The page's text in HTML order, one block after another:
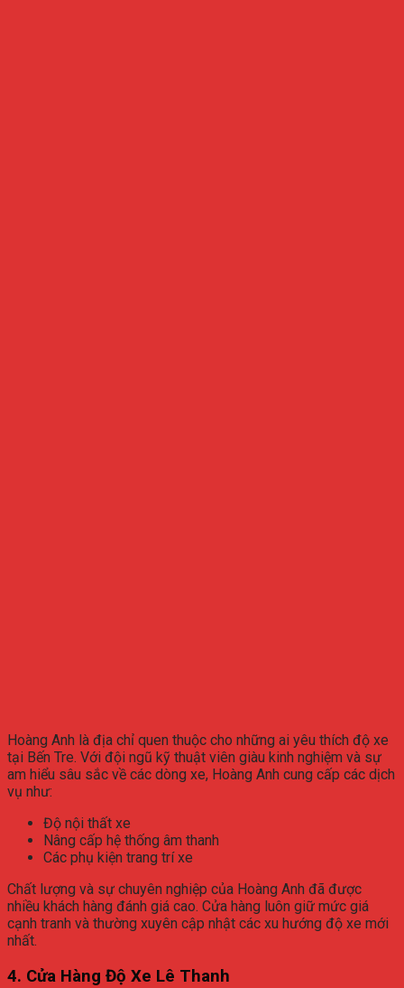
Hoàng Anh là địa chỉ quen thuộc cho những ai yêu thích độ xe
tại Bến Tre. Với đội ngũ kỹ thuật viên giàu kinh nghiệm và sự
am hiểu sâu sắc về các dòng xe, Hoàng Anh cung cấp các dịch
vụ như:
Độ nội thất xe
Nâng cấp hệ thống âm thanh
Các phụ kiện trang trí xe
Chất lượng và sự chuyên nghiệp của Hoàng Anh đã được
nhiều khách hàng đánh giá cao. Cửa hàng luôn giữ mức giá
cạnh tranh và thường xuyên cập nhật các xu hướng độ xe mới
nhất.
4. Cửa Hàng Độ Xe Lê Thanh